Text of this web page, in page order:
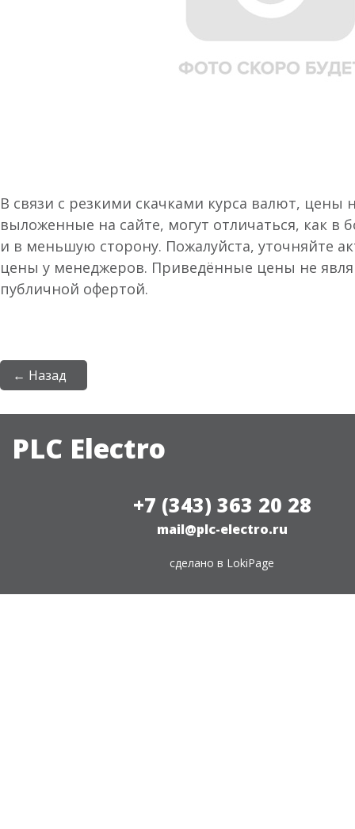
В связи с резкими скачками курса валют, цены
выложенные на сайте, могут отличаться, как в
и в меньшую сторону. Пожалуйста, уточняйте
цены у менеджеров. Приведённые цены не
публичной офертой.
← Назад
PLC Electro
+7 (343) 363 20 28
mail@plc-electro.ru
сделано в LokiPage